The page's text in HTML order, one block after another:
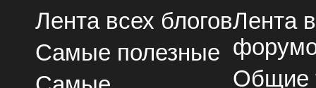
Лента всех блогов
Самые полезные
Лента
Общие